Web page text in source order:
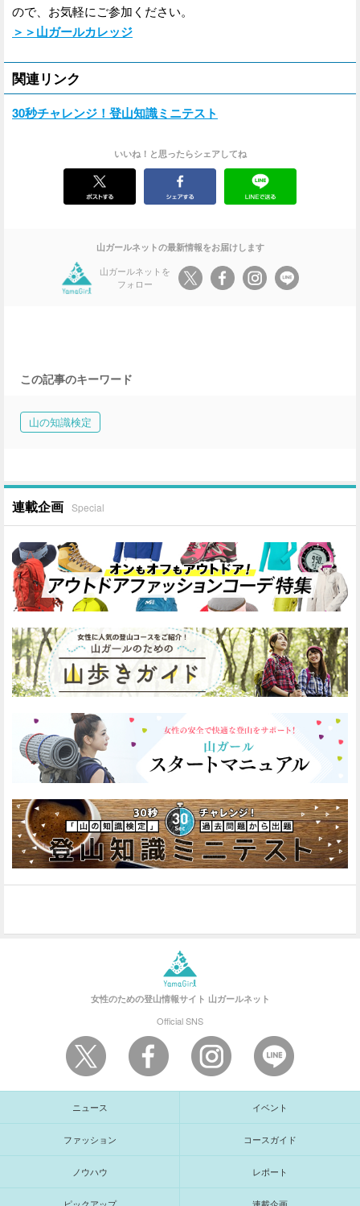
ので、お気軽にご参加ください。
＞＞山ガールカレッジ
関連リンク
30秒チャレンジ！登山知識ミニテスト
いいね！と思ったらシェアしてね
山ガールネットの最新情報をお届けします
山ガールネットを
フォロー
この記事のキーワード
山の知識検定
連載企画 Special
女性のための登山情報サイト 山ガールネット
Official SNS
ニュース イベント
ファッション コースガイド
ノウハウ レポート